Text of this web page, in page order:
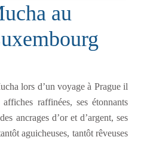
au
lors d’un voyage à Prague il
raffinées, ses étonnants
ancrages d’or et d’argent, ses
aguicheuses, tantôt rêveuses